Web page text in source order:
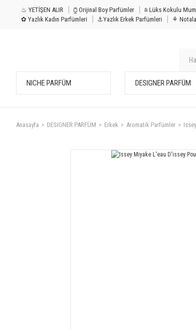
♨ YETİŞEN ALIR ⧮ Orijinal Boy Parfümler
✿ Yazlık Kadın Parfümleri
⚓Yazlık Erkek Parfümleri ⚘
NICHE PARFÜM DESIGNER PARFÜM
Anasayfa DESIGNER PARFÜM Erkek Aromatik Parfümler